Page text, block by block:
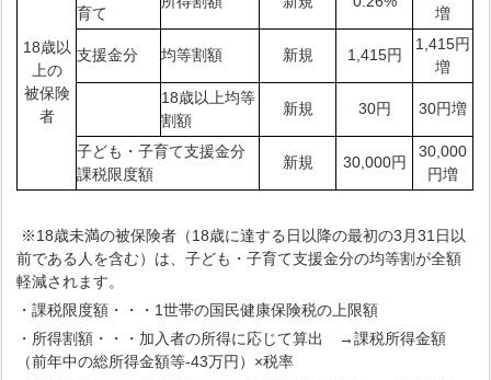
18歳以
上の
被保険
者
育て
増
支援金分 均等割額 新規 1,415円
1,415円
増
18歳以上均等
割額
新規 30円 30円増
子ども・子育て支援金分
課税限度額
新規 30,000円
30,000
円増
※18歳未満の被保険者（18歳に達する日以降の最初の3月31日以
前である人を含む）は、子ども・子育て支援金分の均等割が全額
軽減されます。
・課税限度額・・・1世帯の国民健康保険税の上限額
・所得割額・・・加入者の所得に応じて算出 →課税所得金額
（前年中の総所得金額等-43万円）×税率